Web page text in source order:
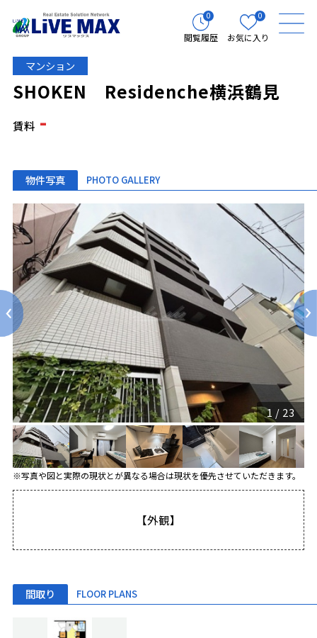
0
閲覧履歴
0
お気に入り
マンション
SHOKEN Residenche横浜鶴見
賃料 -
物件写真 PHOTO GALLERY
1 / 23
※写真や図と実際の現状とが異なる場合は現状を優先させていただきます。
【外観】
間取り FLOOR PLANS